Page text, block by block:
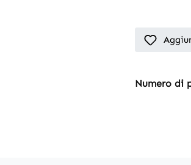
Numero di